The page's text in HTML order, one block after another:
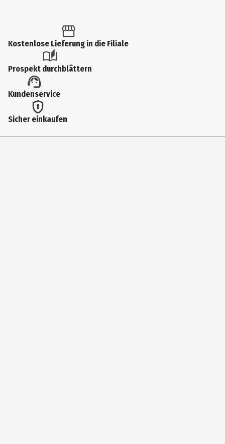
6 Jahre
Artikelnummer des Herstellers
92897
Lizenz (spw)
Funko Disney
Hersteller
Kostenlose Lieferung in die Filiale
Prospekt durchblättern
Kundenservice
Sicher einkaufen